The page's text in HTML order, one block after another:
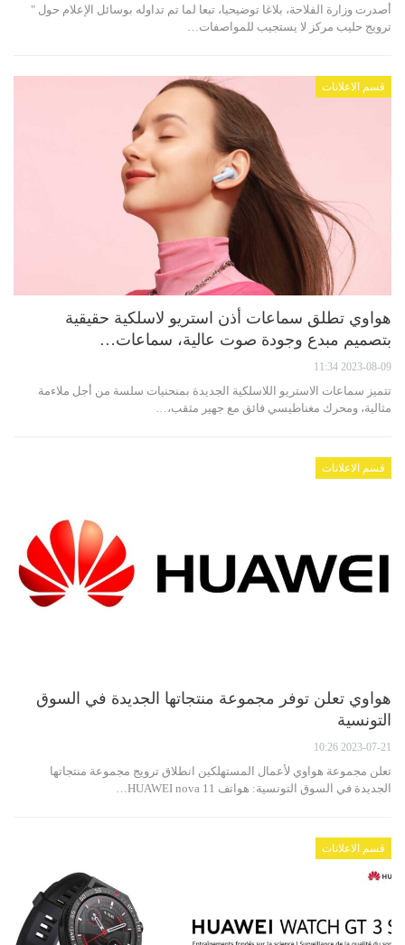
أصدرت وزارة الفلاحة، بلاغا توضيحيا، تبعا لما تم تداوله بوسائل الإعلام حول "
ترويج حليب مركز لا يستجيب للمواصفات…
قسم الاعلانات
هواوي تطلق سماعات أذن استريو لاسلكية حقيقية
بتصميم مبدع وجودة صوت عالية، سماعات…
2023-08-09 11:34
تتميز سماعات الاستريو اللاسلكية الجديدة بمنحنيات سلسة من أجل ملاءمة
مثالية، ومحرك مغناطيسي فائق مع جهير مثقب،…
قسم الاعلانات
هواوي تعلن توفر مجموعة منتجاتها الجديدة في السوق
التونسية
2023-07-21 10:26
تعلن مجموعة هواوي لأعمال المستهلكين انطلاق ترويج مجموعة منتجاتها
الجديدة في السوق التونسية: هواتف HUAWEI nova 11…
قسم الاعلانات